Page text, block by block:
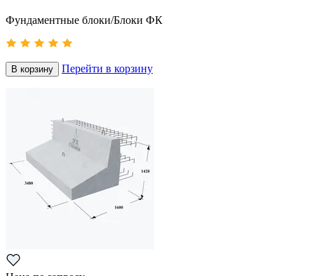
Фундаментные блоки/Блоки ФК
В корзину Перейти в корзину